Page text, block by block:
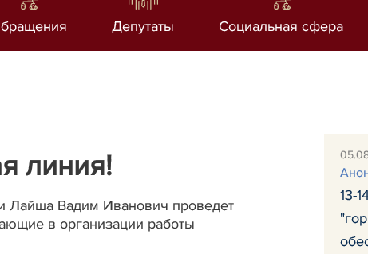
Депутаты Социальная сфера
линия!
Лайша Вадим Иванович проведет
в организации работы
13-